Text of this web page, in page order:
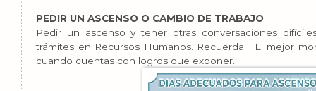
PEDIR UN ASCENSO O CAMBIO DE TRABAJO
Pedir un ascenso y tener otras conversaciones
trámites en Recursos Humanos. Recuerda: El mejor
cuando cuentas con logros que exponer.